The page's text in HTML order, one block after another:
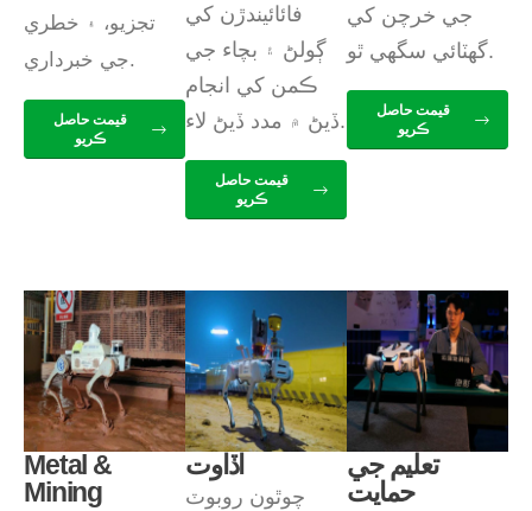
تجزيو، ۽ خطري
جي خبرداري.
قيمت حاصل
ڪريو
فائائيندڙن کي
ڳولڻ ۽ بچاء جي
ڪمن کي انجام
ڏيڻ ۾ مدد ڏيڻ لاء.
قيمت حاصل
ڪريو
جي خرچن کي
گھٽائي سگھي ٿو.
قيمت حاصل
ڪريو
Metal &
Mining
اڏاوت
چوٿون روبوٽ
تعليم جي
حمايت